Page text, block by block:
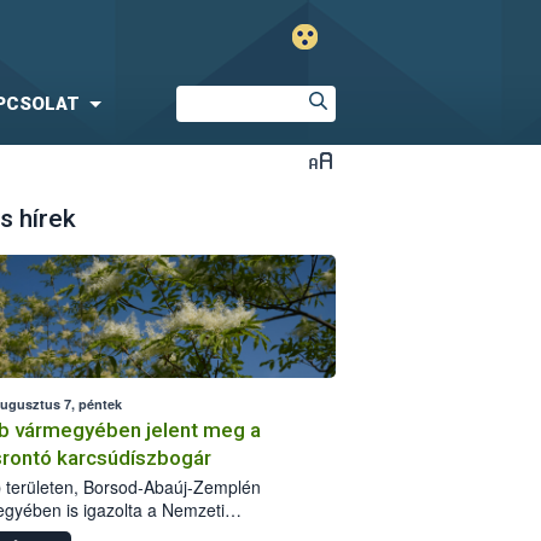
hírek
7, péntek
vármegyében jelent meg a
karcsúdíszbogár
területen, Borsod-Abaúj-Zemplén
is igazolta a Nemzeti
biztonsági Hivatal (Nébih) a